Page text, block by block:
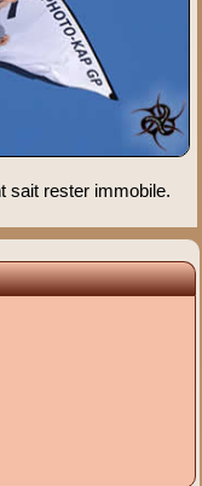
sait rester immobile.